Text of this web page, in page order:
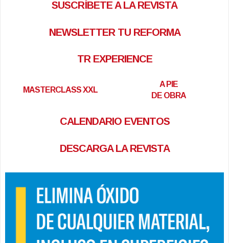
SUSCRÍBETE A LA REVISTA
NEWSLETTER TU REFORMA
TR EXPERIENCE
MASTERCLASS XXL
A PIE
DE OBRA
CALENDARIO EVENTOS
DESCARGA LA REVISTA